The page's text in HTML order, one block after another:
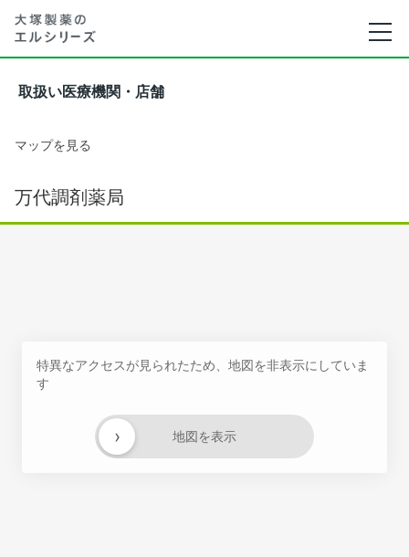
取扱い医療機関・店舗
マップを見る
万代調剤薬局
特異なアクセスが見られたため、地図を非表示にしていま
す
地図を表示
›